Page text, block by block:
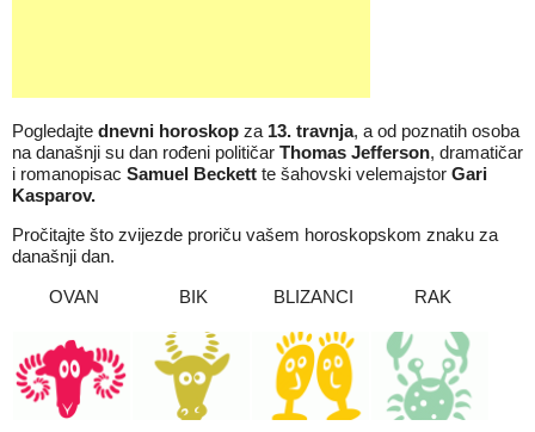
Pogledajte dnevni horoskop za 13. travnja, a od poznatih osoba
na današnji su dan rođeni političar Thomas Jefferson, dramatičar
i romanopisac Samuel Beckett te šahovski velemajstor Gari
Kasparov.
Pročitajte što zvijezde proriču vašem horoskopskom znaku za
današnji dan.
OVAN
BIK BLIZANCI RAK